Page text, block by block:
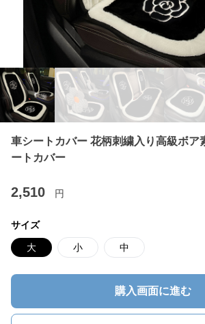
車シートカバー 花柄刺繍入り高級ボア
ートカバー
2,510 円
サイズ
大 小 中
購入画面に進む